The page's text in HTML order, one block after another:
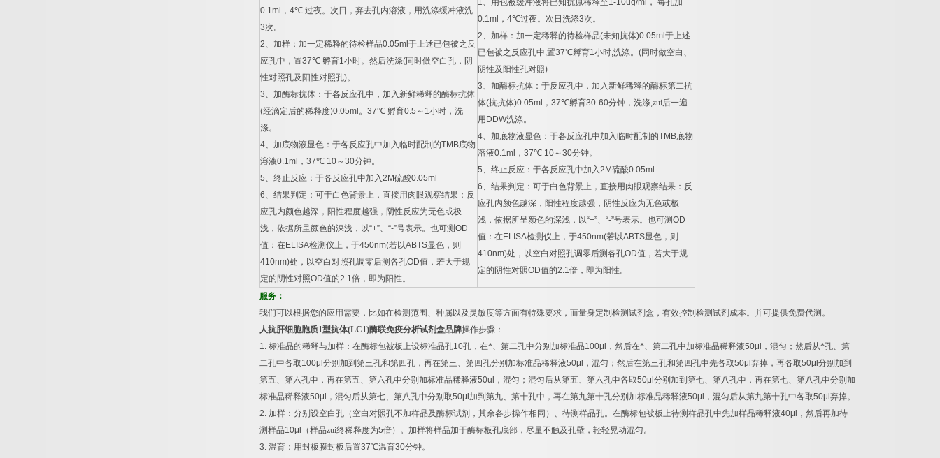
0.1ml ， 4℃ 过夜。次日，弃去孔内溶液，用洗涤缓冲液洗
3次。
2、加样：加一定稀释的待检样品0.05ml 于上述已包被之反
应孔中，置37℃ 孵育1小时。然后洗涤(同时做空白孔，阴
性对照孔及阳性对照孔)。
3、加酶标抗体：于各反应孔中，加入新鲜稀释的酶标抗体
(经滴定后的稀释度)0.05ml 。 37℃ 孵育0.5 ～ 1小时，洗
涤。
4、加底物液显色：于各反应孔中加入临时配制的TMB底物
溶液0.1ml ， 37℃ 10～30分钟。
5、终止反应：于各反应孔中加入2M硫酸0.05ml
6、结果判定：可于白色背景上，直接用肉眼观察结果：反
应孔内颜色越深，阳性程度越强，阴性反应为无色或极
浅，依据所呈颜色的深浅，以“+”、 “-”号表示。也可测OD
值：在ELISA检测仪上，于450nm(若以ABTS显色，则
410nm)处，以空白对照孔调零后测各孔OD值，若大于规
定的阴性对照OD值的2.1倍，即为阳性。
1、用包被缓冲液将已知抗原稀释至1-10ug/ml ， 每孔加
0.1ml ， 4℃过夜。次日洗涤3次。
2、加样：加一定稀释的待检样品(未知抗体)0.05ml 于上述
已包被之反应孔中,置37℃孵育1小时,洗涤。 (同时做空白、
阴性及阳性孔对照)
3、加酶标抗体：于反应孔中，加入新鲜稀释的酶标第二抗
体(抗抗体)0.05ml ， 37℃孵育30-60分钟，洗涤,zui后一遍
用 DDW洗涤。
4、加底物液显色：于各反应孔中加入临时配制的TMB底物
溶液0.1ml ， 37℃ 10～30分钟。
5、终止反应：于各反应孔中加入2M硫酸0.05ml
6、结果判定：可于白色背景上，直接用肉眼观察结果：反
应孔内颜色越深，阳性程度越强，阴性反应为无色或极
浅，依据所呈颜色的深浅，以“+”、 “-”号表示。也可测OD
值：在ELISA检测仪上，于450nm(若以ABTS显色，则
410nm)处，以空白对照孔调零后测各孔OD值，若大于规
定的阴性对照OD值的2.1倍，即为阳性。
服务：
我们可以根据您的应用需要，比如在检测范围、种属以及灵敏度等方面有特殊要求，而量身定制检测试剂盒，有效控制检测试剂成本。并可提供免费代测。
人抗肝细胞胞质1型抗体(LC1)酶联免疫分析试剂盒品牌操作步骤：
1. 标准品的稀释与加样：在酶标包被板上设标准品孔10孔，在*、第二孔中分别加标准品100μl ，然后在*、第二孔中加标准品稀释液50μl
，混匀；然后从*孔、第
二孔中各取100μl 分别加到第三孔和第四孔，再在第三、第四孔分别加标准品稀释液50μl ，混匀；然后在第三孔和第四孔中先各取50μl 弃掉，再各取50μl 分别加到
第五、第六孔中，再在第五、第六孔中分别加标准品稀释液50ul ，混匀；混匀后从第五、第六孔中各取50μl 分别加到第七、第八孔中，再在第七、第八孔中分别加
标准品稀释液50μl ，混匀后从第七、第八孔中分别取50μl 加到第九、第十孔中，再在第九第十孔分别加标准品稀释液50μl ，混匀后从第九第十孔中各取50μl 弃掉。
2. 加样：分别设空白孔（空白对照孔不加样品及酶标试剂，其余各步操作相同）、待测样品孔。在酶标包被板上待测样品孔中先加样品稀释液40μl
，然后再加待
测样品10μl （样品zui终稀释度为5倍）。加样将样品加于酶标板孔底部，尽量不触及孔壁，轻轻晃动混匀。
3. 温育：用封板膜封板后置37℃温育30分钟。